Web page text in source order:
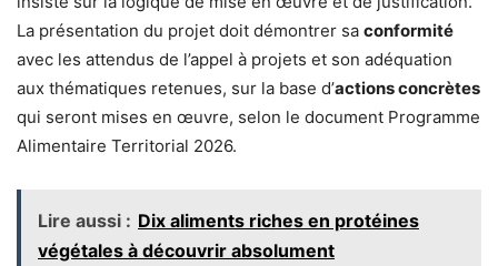
La présentation du projet doit démontrer sa conformité
avec les attendus de l’appel à projets et son adéquation
aux thématiques retenues, sur la base d’actions concrètes
qui seront mises en œuvre, selon le document Programme
Alimentaire Territorial 2026.
Lire aussi : Dix aliments riches en protéines
végétales à découvrir absolument